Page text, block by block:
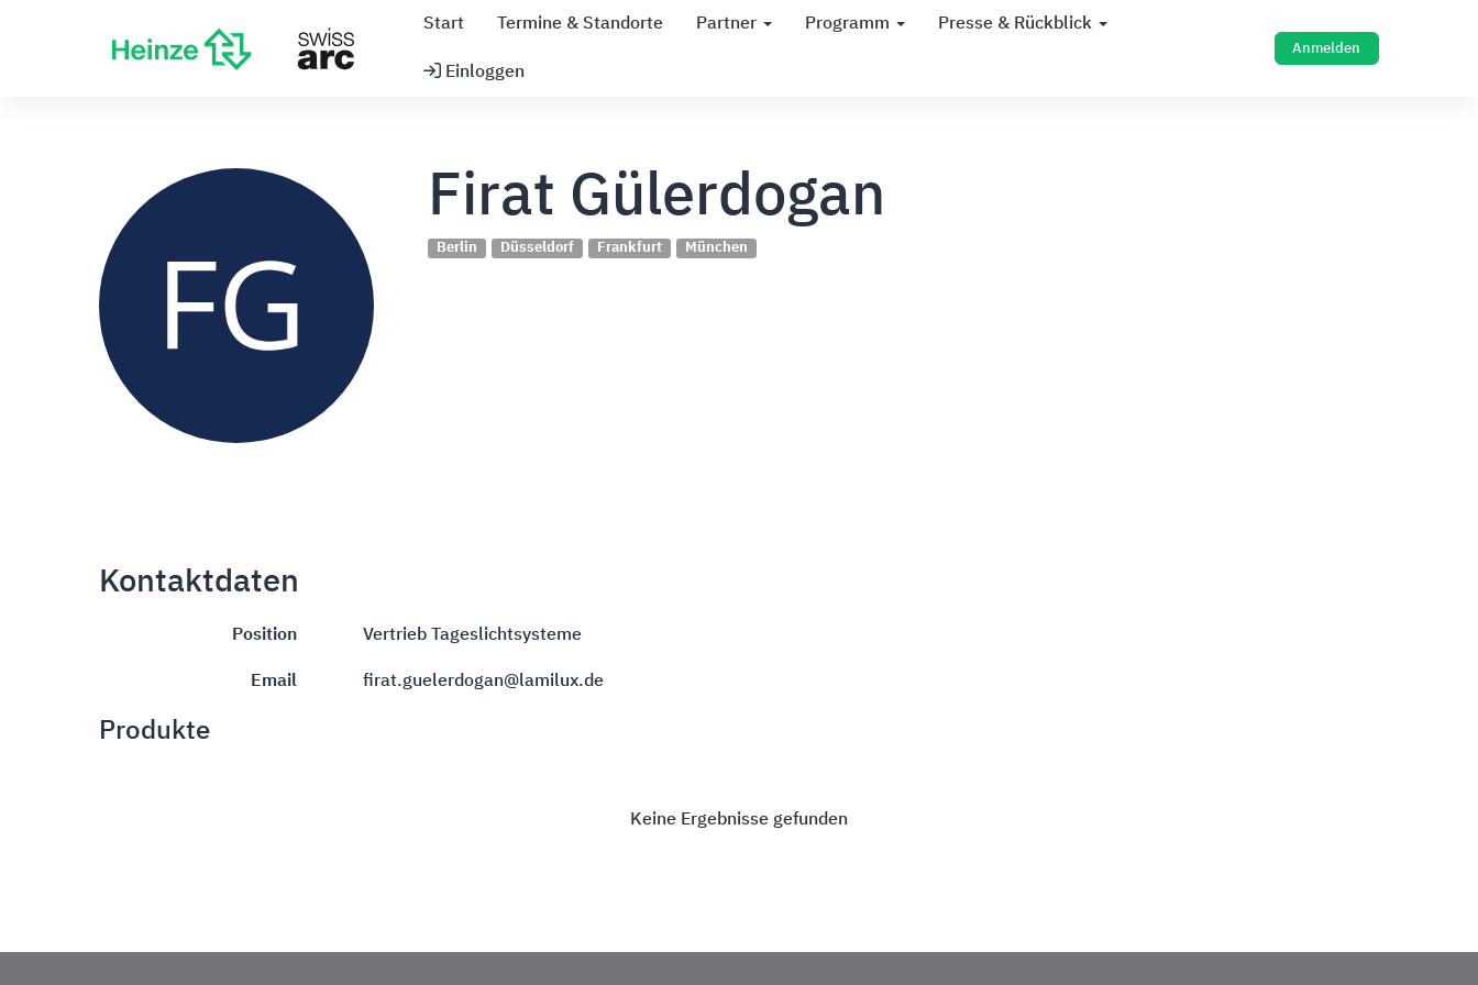
Start Termine & Standorte Partner Programm Presse & Rückblick
Einloggen
Anmelden
Firat Gülerdogan
Berlin Düsseldorf Frankfurt München
Kontaktdaten
Position Vertrieb Tageslichtsysteme
Email firat.guelerdogan@lamilux.de
Produkte
Keine Ergebnisse gefunden